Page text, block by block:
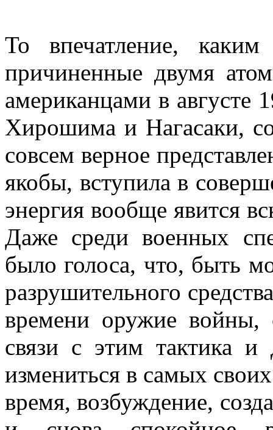
То впечатление, каким
причиненные двумя
американцами в августе
Хирошима и Нагасаки,
совсем верное
якобы, вступила в
энергия вообще явится
Даже среди военных
было голоса, что, быть
разрушительного
времени оружие войны,
связи с этим тактика и
измениться в самых
время, возбужде­ние,